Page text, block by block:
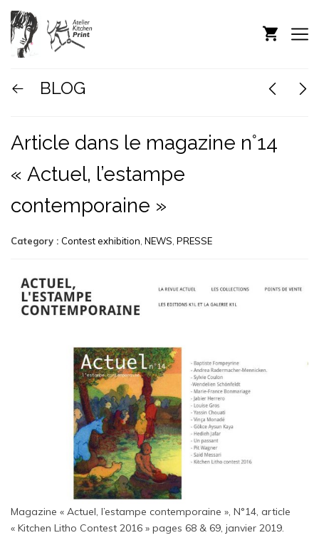
BLOG
Article dans le magazine n°14
« Actuel, l’estampe
contemporaine »
Category : Contest exhibition, NEWS, PRESSE
Magazine « Actuel, l’estampe contemporaine », N°14, article
« Kitchen Litho Contest 2016 » pages 68 & 69, janvier 2019.